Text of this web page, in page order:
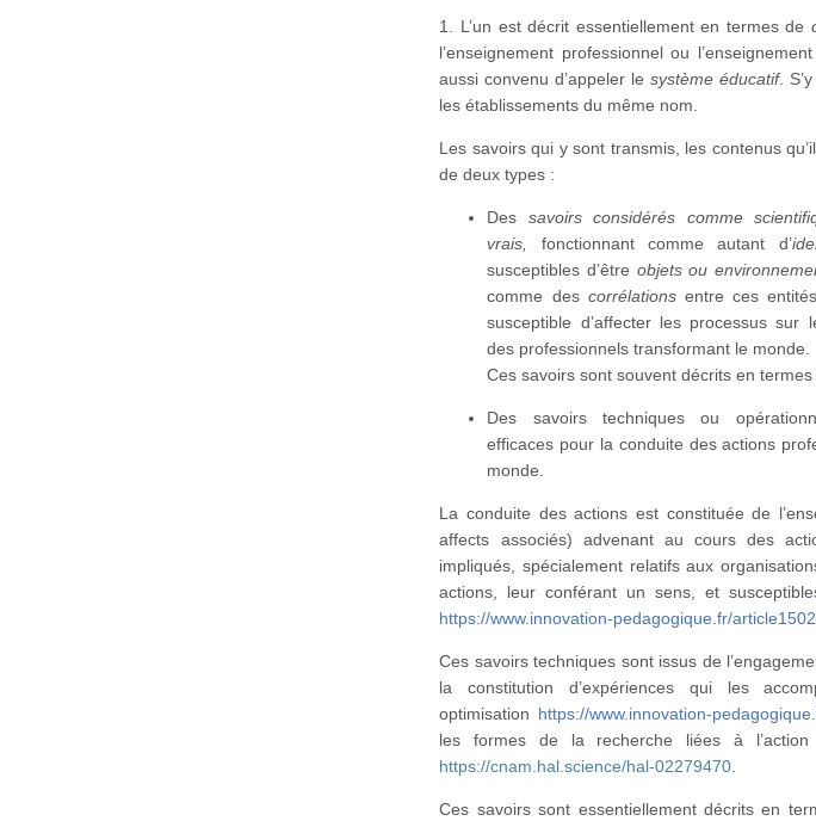
1. L’un est décrit essentiellement en termes de
l’enseignement professionnel ou
aussi convenu d’appeler lesystème éducatif.
les établissements du même nom.
Les savoirs qui y sont transmis, les contenus
de deux types :
Des savoirs considérés comme
vrais,
fonctionnant comme autant d’
susceptibles d’être objets ou
comme des corrélationsentre ces
susceptible d’affecter les processus sur
des professionnels transformant le monde.
Ces savoirs sont souvent décrits en termes
Des savoirs techniques ou
efficaces pour la conduite des actions
monde.
La conduite des actions est constituée de
affects associés) advenant au cours des
impliqués, spécialement relatifs aux
actions, leur conférant un sens, et
https://www.innovation-pedagogique.fr/
Ces savoirs techniques sont issus de
la constitution d’expériences qui les
optimisation https://www.innovation-
les formes de la recherche liées à
https://cnam.hal.science/hal-02279470
Ces savoirs sont essentiellement décrits en